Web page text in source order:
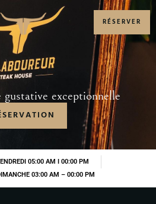
RÉSERVER
gustative exceptionnelle
05:00 AM I 00:00 PM
03:00 AM – 00:00 PM